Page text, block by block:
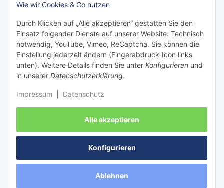
Alle akzeptieren
Konfigurieren
Ablehnen
Wie wir Cookies & Co nutzen
Durch Klicken auf „Alle akzeptieren“ gestatten Sie den
Einsatz folgender Dienste auf unserer Website: Technisch
notwendig, YouTube, Vimeo, ReCaptcha. Sie können die
Einstellung jederzeit ändern (Fingerabdruck-Icon links
unten). Weitere Details finden Sie unter Konfigurieren und
in unserer Datenschutzerklärung.
Impressum Datenschutz
Versanddienstleister:
* Alle Preise inkl. gesetzlicher USt., zzgl.